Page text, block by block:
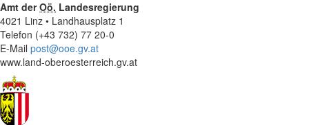
Amt derOö. Landesregierung
4021 Linz • Landhausplatz 1
Telefon (+43 732) 77 20-0
E-Mail post@ooe.gv.at
www.land-oberoesterreich.gv.at